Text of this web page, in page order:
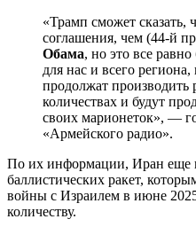
«Трамп сможет сказать,
соглашения, чем (44-й
Обама, но это все
для нас и всего
продолжат производить
количествах и будут
своих марионеток», —
«Армейского радио».
По их информации, Иран еще
баллистических ракет,
войны с Израилем в июне
количеству.